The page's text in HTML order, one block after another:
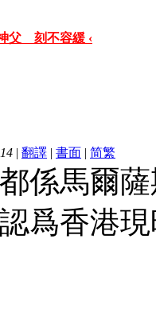
父 刻不容緩 ‹
| 翻譯 | 書面 | 简繁
係馬爾
爲香港